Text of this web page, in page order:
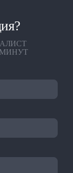
МИНУТ